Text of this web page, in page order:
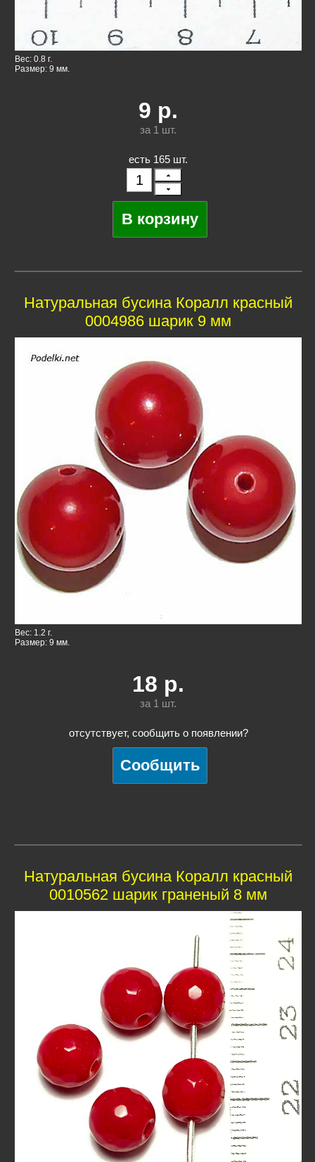
Вес: 0.8 г.
Размер: 9 мм.
9 р.
за 1 шт.
есть 165 шт.
Натуральная бусина Коралл красный
0004986 шарик 9 мм
Вес: 1.2 г.
Размер: 9 мм.
18 р.
за 1 шт.
отсутствует, сообщить о появлении?
Натуральная бусина Коралл красный
0010562 шарик граненый 8 мм